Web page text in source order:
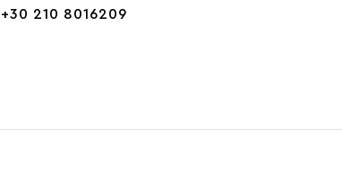
+30 210 8016209